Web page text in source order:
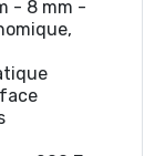
- 8 mm -